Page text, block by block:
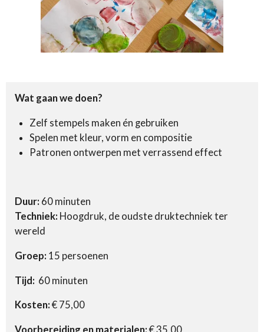
Wat gaan we doen?
Zelf stempels maken én gebruiken
Spelen met kleur, vorm en compositie
Patronen ontwerpen met verrassend effect
Duur: 60 minuten
Techniek: Hoogdruk, de oudste druktechniek ter
wereld
Groep: 15 persoenen
Tijd: 60 minuten
Kosten: € 75,00
Voorbereiding en materialen:€ 35,00